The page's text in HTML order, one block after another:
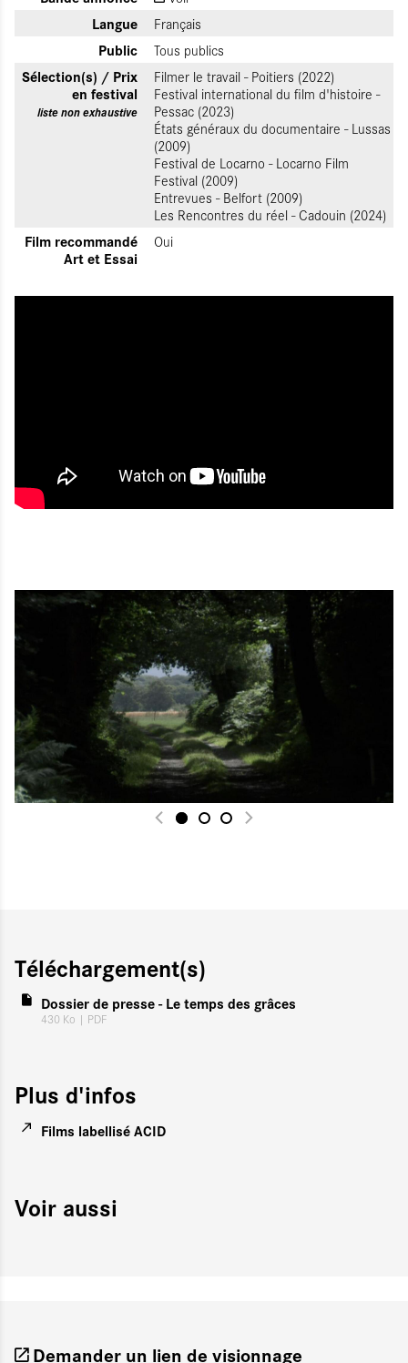
Langue Français
Public Tous publics
Sélection(s) / Prix
en festival
liste non exhaustive
Filmer le travail - Poitiers (2022)
Festival international du film d'histoire -
Pessac (2023)
États généraux du documentaire - Lussas
(2009)
Festival de Locarno - Locarno Film
Festival (2009)
Entrevues - Belfort (2009)
Les Rencontres du réel - Cadouin (2024)
Film recommandé
Art et Essai
Oui
Téléchargement(s)
Dossier de presse - Le temps des grâces
430 Ko | PDF
Plus d'infos
Films labellisé ACID
Voir aussi
Demander un lien de visionnage